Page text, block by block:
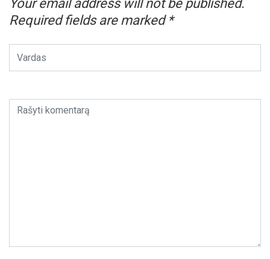
Your email address will not be published.
Required fields are marked *